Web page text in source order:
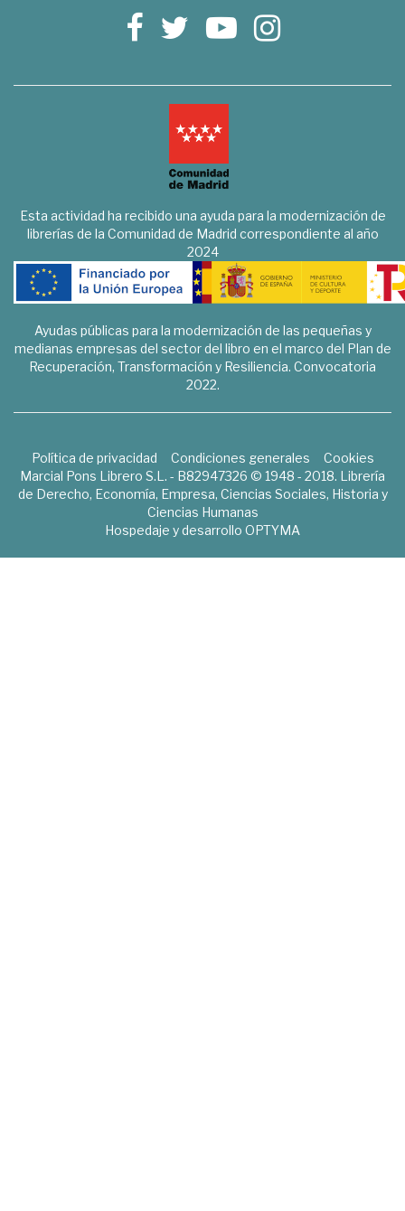
Esta actividad ha recibido una ayuda para la modernización de
librerías de la Comunidad de Madrid correspondiente al año
2024
Ayudas públicas para la modernización de las pequeñas y
medianas empresas del sector del libro en el marco del Plan de
Recuperación, Transformación y Resiliencia. Convocatoria
2022.
Política de privacidad Condiciones generales
Cookies
Marcial Pons Librero S.L. - B82947326 © 1948 - 2018. Librería
de Derecho, Economía, Empresa, Ciencias Sociales, Historia y
Ciencias Humanas
Hospedaje y desarrollo OPTYMA